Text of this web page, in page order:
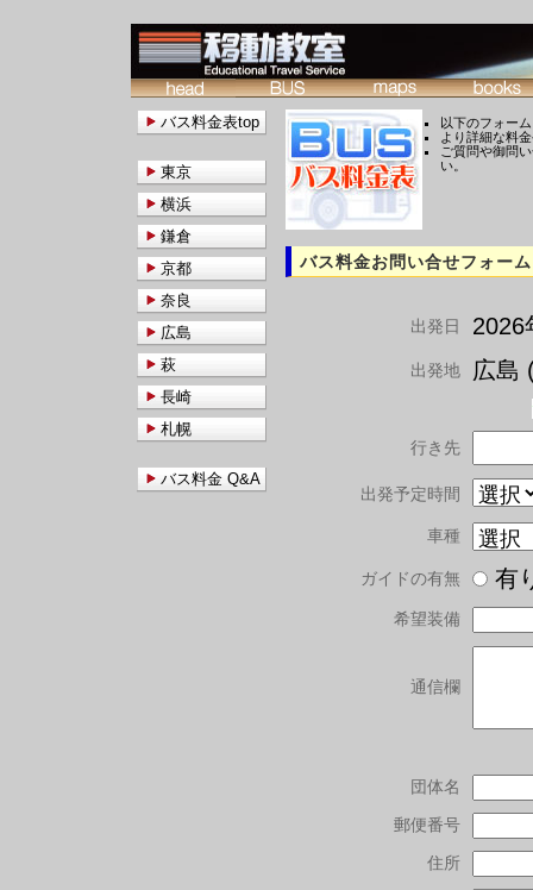
以下のフォー
より詳細な料
ご質問や御問
い。
バス料金お問い合せフォーム
出発日 2026
出発地 広島
行き先
出発予定時間
車種
ガイドの有無
希望装備
通信欄
団体名
郵便番号
住所
バス料金表top
東京
横浜
鎌倉
京都
奈良
広島
萩
長崎
札幌
バス料金 Q&A